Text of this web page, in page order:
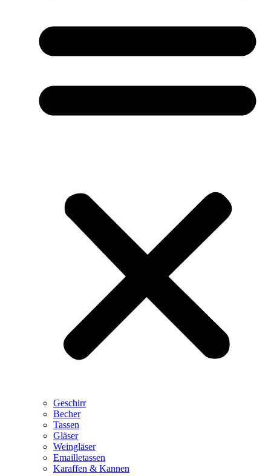
Geschirr
Becher
Tassen
Gläser
Weingläser
Emailletassen
Karaffen & Kannen